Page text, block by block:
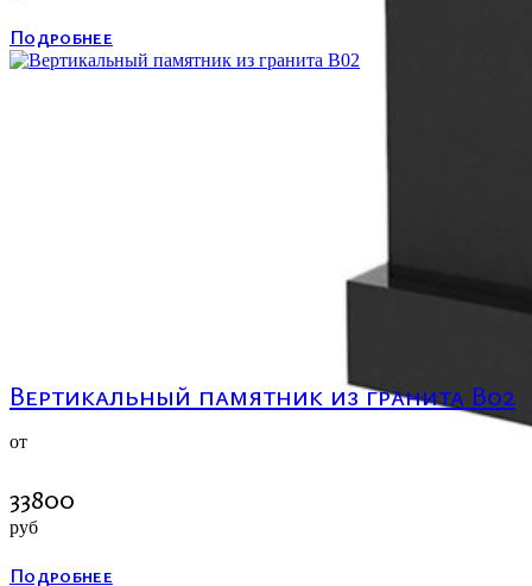
Подробнее
Вертикальный памятник из гранита В02
от
33800
руб
Подробнее